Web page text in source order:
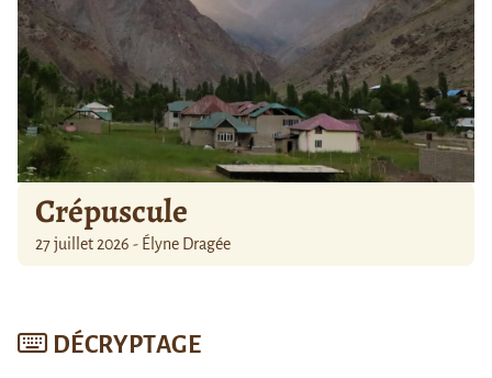
Crépuscule
27 juillet 2026 - Élyne Dragée
DÉCRYPTAGE